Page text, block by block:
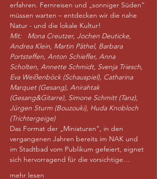
erfahren. Fernreisen und „sonniger Süden“
müssen warten – entdecken wir die nahe
Natur - und die lokale Kultur!
Mit:
Mona Creutzer, Jochen Deuticke,
Andrea Klein, Martin Päthel, Barbara
Portsteffen, Anton Schieffer, Anna
Scholten, Annette Schmidt, Svenja Triesch,
Eva Weißenböck (Schauspiel), Catharina
Marquet (Gesang), Anirahtak
(Gesang&Gitarre), Simone Schmitt (Tanz),
Jürgen Sturm (Bouzouki), Huda Knobloch
(Trichtergeige)
Das Format der „Miniaturen“, in den
vergangenen Jahren bereits im NAK und
im Stadtbad vom Publikum gefeiert, eignet
sich hervorragend für die vorsichtige…
mehr lesen